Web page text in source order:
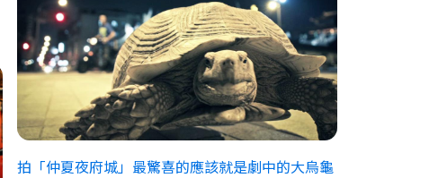
拍「仲夏夜府城」最驚喜的應該就是劇中的大烏龜